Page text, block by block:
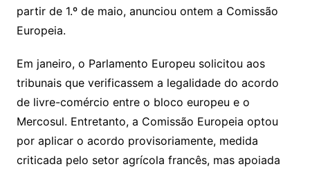
partir de 1.º de maio, anunciou ontem a Comissão
Europeia.
Em janeiro, o Parlamento Europeu solicitou aos
tribunais que verificassem a legalidade do acordo
de livre-comércio entre o bloco europeu e o
Mercosul. Entretanto, a Comissão Europeia optou
por aplicar o acordo provisoriamente, medida
criticada pelo setor agrícola francês, mas apoiada